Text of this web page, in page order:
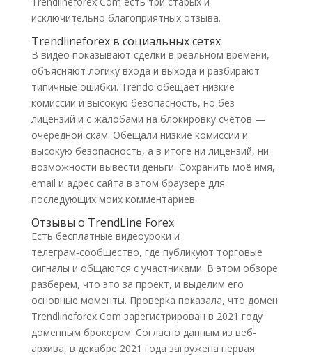
исключительно благоприятных отзыва.
Trendlineforex в социальных сетях
В видео показывают сделки в реальном времени,
объясняют логику входа и выхода и разбирают
типичные ошибки. Trendo обещает низкие
комиссии и высокую безопасность, но без
лицензий и с жалобами на блокировку счетов —
очередной скам. Обещали низкие комиссии и
высокую безопасность, а в итоге ни лицензий, ни
возможности вывести деньги. Сохранить моё имя,
email и адрес сайта в этом браузере для
последующих моих комментариев.
Отзывы о TrendLine Forex
Есть бесплатные видеоуроки и
телеграм‑сообщество, где публикуют торговые
сигналы и общаются с участниками. В этом обзоре
разберем, что это за проект, и выделим его
основные моменты. Проверка показала, что домен
Trendlineforex Com зарегистрирован в 2021 году
доменным брокером. Согласно данным из веб-
архива, в декабре 2021 года загружена первая